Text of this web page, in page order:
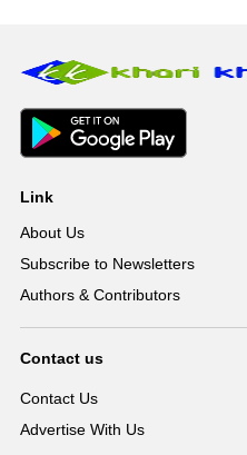
Link
About Us
Subscribe to Newsletters
Authors & Contributors
Contact us
Contact Us
Advertise With Us